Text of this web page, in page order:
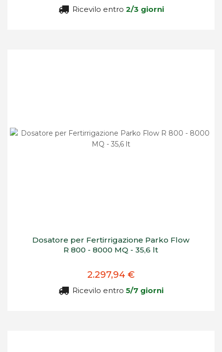
Ricevilo entro 2/3 giorni
Dosatore per Fertirrigazione Parko Flow
R 800 - 8000 MQ - 35,6 lt
2.297,94 €
Ricevilo entro 5/7 giorni